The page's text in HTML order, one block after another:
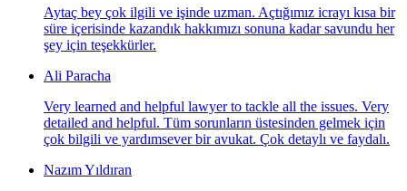
Aytaç bey çok ilgili ve işinde uzman. Açtığımız icrayı kısa bir
süre içerisinde kazandık hakkımızı sonuna kadar savundu her
şey için teşekkürler.
Ali Paracha
Very learned and helpful lawyer to tackle all the issues. Very
detailed and helpful. Tüm sorunların üstesinden gelmek için
çok bilgili ve yardımsever bir avukat. Çok detaylı ve faydalı.
Nazım Yıldıran